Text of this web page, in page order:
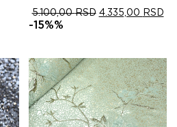
5.100,00RSD ОРИГИНАЛНА
5.100,00 RSD.
4.335,00 RSD
-15%%